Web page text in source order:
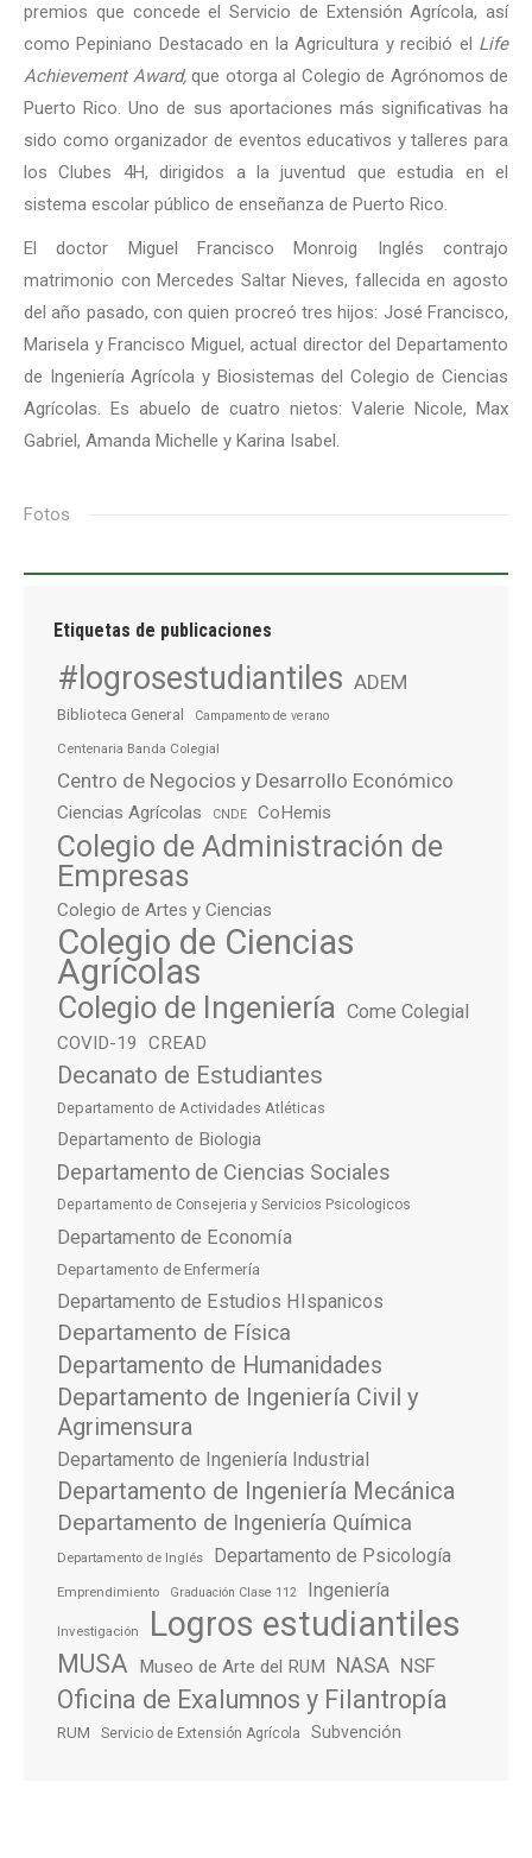
premios que concede el Servicio de Extensión Agrícola, así
como Pepiniano Destacado en la Agricultura y recibió el Life
Achievement Award,que otorga al Colegio de Agrónomos de
Puerto Rico. Uno de sus aportaciones más significativas ha
sido como organizador de eventos educativos y talleres para
los Clubes 4H, dirigidos a la juventud que estudia en el
sistema escolar público de enseñanza de Puerto Rico.
El doctor Miguel Francisco Monroig Inglés contrajo
matrimonio con Mercedes Saltar Nieves, fallecida en agosto
del año pasado, con quien procreó tres hijos: José Francisco,
Marisela y Francisco Miguel, actual director del Departamento
de Ingeniería Agrícola y Biosistemas del Colegio de Ciencias
Agrícolas. Es abuelo de cuatro nietos: Valerie Nicole, Max
Gabriel, Amanda Michelle y Karina Isabel.
Fotos
Etiquetas de publicaciones
#logrosestudiantiles ADEM
Biblioteca General Campamento de verano
Centenaria Banda Colegial
Centro de Negocios y Desarrollo Económico
Ciencias Agrícolas CNDE CoHemis
Colegio de Administración de
Empresas
Colegio de Artes y Ciencias
Colegio de Ciencias
Agrícolas
Colegio de Ingeniería Come Colegial
COVID-19 CREAD
Decanato de Estudiantes
Departamento de Actividades Atléticas
Departamento de Biologia
Departamento de Ciencias Sociales
Departamento de Consejeria y Servicios Psicologicos
Departamento de Economía
Departamento de Enfermería
Departamento de Estudios HIspanicos
Departamento de Física
Departamento de Humanidades
Departamento de Ingeniería Civil y
Agrimensura
Departamento de Ingeniería Industrial
Departamento de Ingeniería Mecánica
Departamento de Ingeniería Química
Departamento de Inglés Departamento de Psicología
Emprendimiento Graduación Clase 112 Ingeniería
Investigación Logros estudiantiles
MUSA Museo de Arte del RUM NASA NSF
Oficina de Exalumnos y Filantropía
RUM Servicio de Extensión Agrícola Subvención